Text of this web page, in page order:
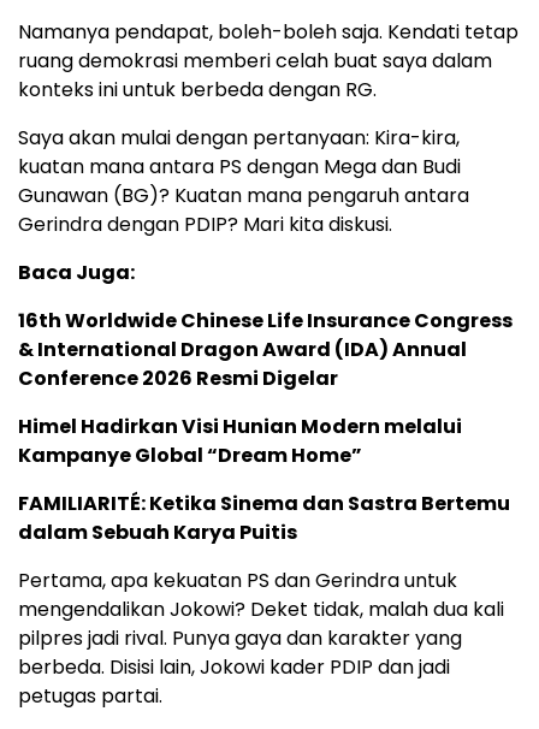
Namanya pendapat, boleh-boleh saja. Kendati tetap
ruang demokrasi memberi celah buat saya dalam
konteks ini untuk berbeda dengan RG.
Saya akan mulai dengan pertanyaan: Kira-kira,
kuatan mana antara PS dengan Mega dan Budi
Gunawan (BG)? Kuatan mana pengaruh antara
Gerindra dengan PDIP? Mari kita diskusi.
Baca Juga:
16th Worldwide Chinese Life Insurance Congress
& International Dragon Award (IDA) Annual
Conference 2026 Resmi Digelar
Himel Hadirkan Visi Hunian Modern melalui
Kampanye Global “Dream Home”
FAMILIARITÉ: Ketika Sinema dan Sastra Bertemu
dalam Sebuah Karya Puitis
Pertama, apa kekuatan PS dan Gerindra untuk
mengendalikan Jokowi? Deket tidak, malah dua kali
pilpres jadi rival. Punya gaya dan karakter yang
berbeda. Disisi lain, Jokowi kader PDIP dan jadi
petugas partai.